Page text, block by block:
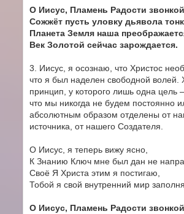
О Иисус, Пламень Радости звонкой
Сожжёт пусть уловку дьявола
Планета Земля наша
Век Золотой сейчас зарождается.
3. Иисус, я осознаю, что Христос
что я был наделен свободной волей.
принцип, у которого лишь одна цель –
что мы никогда не будем постоянно
абсолютным образом отделены от
источника, от нашего Создателя.
О Иисус, я теперь вижу ясно,
К Знанию Ключ мне был дан не
Своё Я Христа этим я постигаю,
Тобой я свой внутренний мир
О Иисус, Пламень Радости звонкой